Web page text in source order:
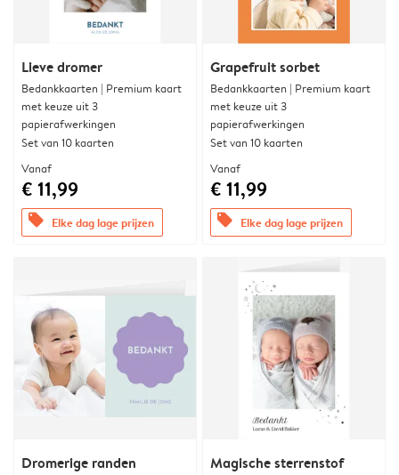
Lieve dromer
Bedankkaarten | Premium kaart
met keuze uit 3
papierafwerkingen
Set van 10 kaarten
Vanaf
€ 11,99
offers Elke dag lage prijzen
Grapefruit sorbet
Bedankkaarten | Premium kaart
met keuze uit 3
papierafwerkingen
Set van 10 kaarten
Vanaf
€ 11,99
offers Elke dag lage prijzen
Dromerige randen Magische sterrenstof